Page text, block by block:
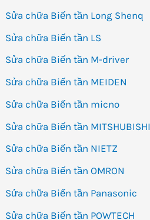
Sửa chữa Biến tần Long Shenq
Sửa chữa Biến tần LS
Sửa chữa Biến tần M-driver
Sửa chữa Biến tần MEIDEN
Sửa chữa Biến tần micno
Sửa chữa Biến tần MITSHUBISHI
Sửa chữa Biến tần NIETZ
Sửa chữa Biến tần OMRON
Sửa chữa Biến tần Panasonic
Sửa chữa Biến tần POWTECH